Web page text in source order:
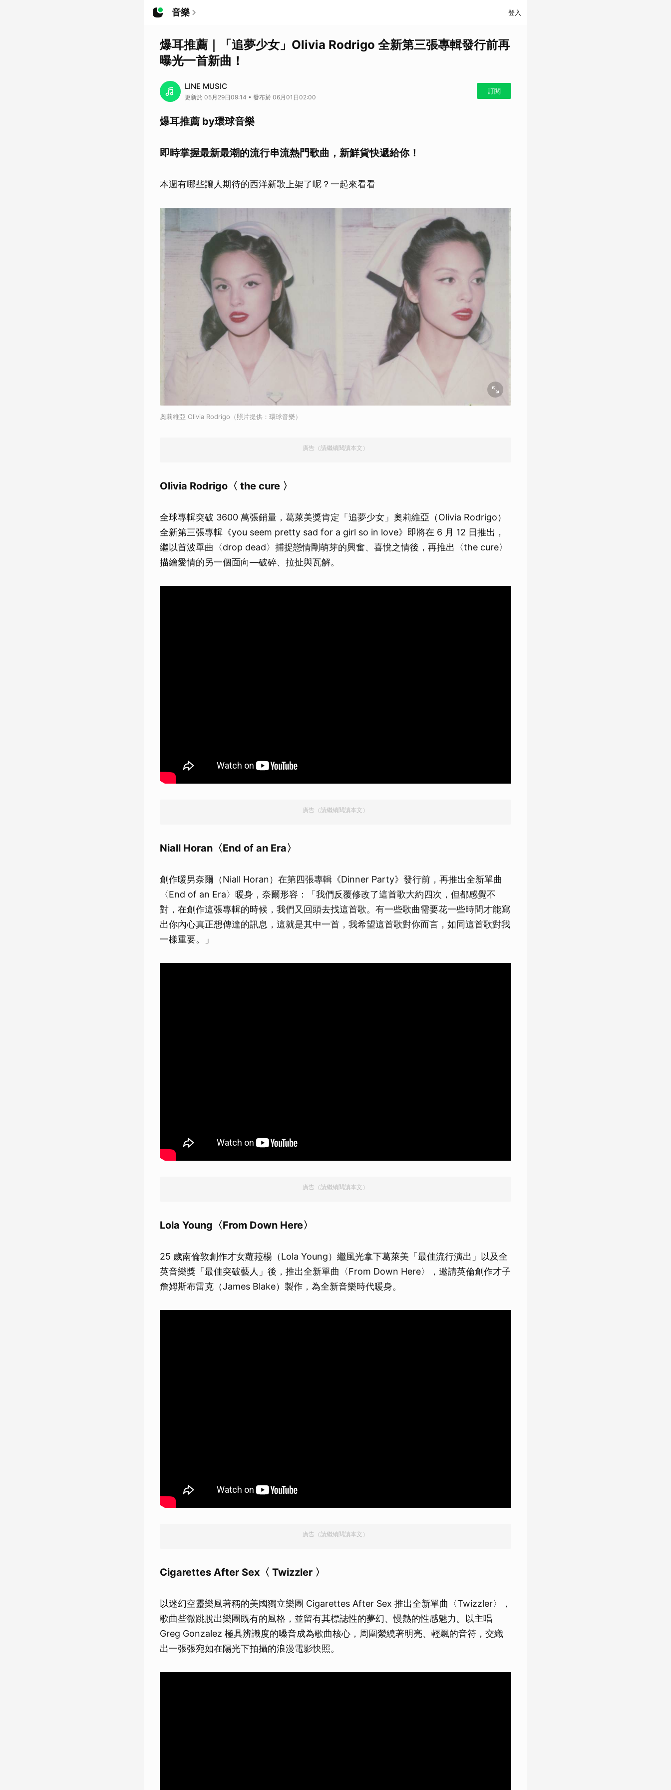
音樂 登入
爆耳推薦｜「追夢少女」Olivia Rodrigo 全新第三張專輯發行前再
曝光一首新曲！
LINE MUSIC
更新於 05月29日09:14 • 發布於 06月01日02:00
訂閱
爆耳推薦 by環球音樂
即時掌握最新最潮的流行串流熱門歌曲，新鮮貨快遞給你！
本週有哪些讓人期待的西洋新歌上架了呢？一起來看看
奧莉維亞 Olivia Rodrigo（照片提供：環球音樂）
廣告（請繼續閱讀本文）
Olivia Rodrigo〈 the cure 〉
全球專輯突破 3600 萬張銷量，葛萊美獎肯定「追夢少女」奧莉維亞（Olivia Rodrigo）
全新第三張專輯《you seem pretty sad for a girl so in love》即將在 6 月 12 日推出，
繼以首波單曲〈drop dead〉捕捉戀情剛萌芽的興奮、喜悅之情後，再推出〈the cure〉
描繪愛情的另一個面向—破碎、拉扯與瓦解。
廣告（請繼續閱讀本文）
Niall Horan〈End of an Era〉
創作暖男奈爾（Niall Horan）在第四張專輯《Dinner Party》發行前，再推出全新單曲
〈End of an Era〉暖身，奈爾形容：「我們反覆修改了這首歌大約四次，但都感覺不
對，在創作這張專輯的時候，我們又回頭去找這首歌。有一些歌曲需要花一些時間才能寫
出你內心真正想傳達的訊息，這就是其中一首，我希望這首歌對你而言，如同這首歌對我
一樣重要。」
廣告（請繼續閱讀本文）
Lola Young〈From Down Here〉
25 歲南倫敦創作才女蘿菈楊（Lola Young）繼風光拿下葛萊美「最佳流行演出」以及全
英音樂獎「最佳突破藝人」後，推出全新單曲〈From Down Here〉，邀請英倫創作才子
詹姆斯布雷克（James Blake）製作，為全新音樂時代暖身。
廣告（請繼續閱讀本文）
Cigarettes After Sex〈 Twizzler 〉
以迷幻空靈樂風著稱的美國獨立樂團 Cigarettes After Sex 推出全新單曲〈Twizzler〉，
歌曲些微跳脫出樂團既有的風格，並留有其標誌性的夢幻、慢熱的性感魅力。以主唱
Greg Gonzalez 極具辨識度的嗓音成為歌曲核心，周圍縈繞著明亮、輕飄的音符，交織
出一張張宛如在陽光下拍攝的浪漫電影快照。